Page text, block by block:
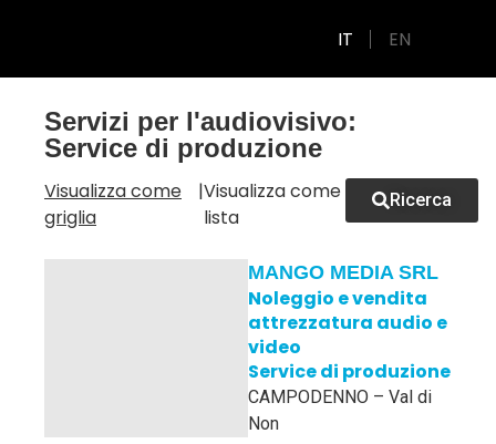
IT EN
GUIDA ALLA PRODUZIONE
Servizi per l'audiovisivo:
Service di produzione
Visualizza come
griglia
|Visualizza come
lista
Ricerca
MANGO MEDIA SRL
Noleggio e vendita
attrezzatura audio e
video
Service di produzione
CAMPODENNO – Val di
Non